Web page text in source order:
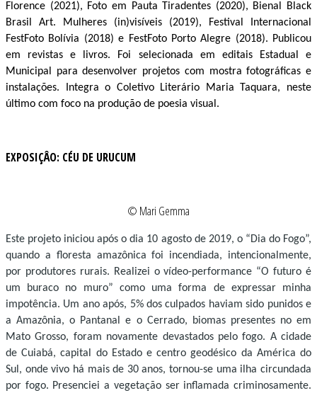
Florence (2021), Foto em Pauta Tiradentes (2020), Bienal Black
Brasil Art. Mulheres (in)visíveis (2019), Festival Internacional
FestFoto Bolívia (2018) e FestFoto Porto Alegre (2018). Publicou
em revistas e livros. Foi selecionada em editais Estadual e
Municipal para desenvolver projetos com mostra fotográficas e
instalações. Integra o Coletivo Literário Maria Taquara, neste
último com foco na produção de poesia visual.
EXPOSIÇÂO: CÉU DE URUCUM
© Mari Gemma
Este projeto iniciou após o dia 10 agosto de 2019, o “Dia do Fogo”,
quando a floresta amazônica foi incendiada, intencionalmente,
por produtores rurais. Realizei o vídeo-performance “O futuro é
um buraco no muro” como uma forma de expressar minha
impotência. Um ano após, 5% dos culpados haviam sido punidos e
a Amazônia, o Pantanal e o Cerrado, biomas presentes no em
Mato Grosso, foram novamente devastados pelo fogo. A cidade
de Cuiabá, capital do Estado e centro geodésico da América do
Sul, onde vivo há mais de 30 anos, tornou-se uma ilha circundada
por fogo. Presenciei a vegetação ser inflamada criminosamente.